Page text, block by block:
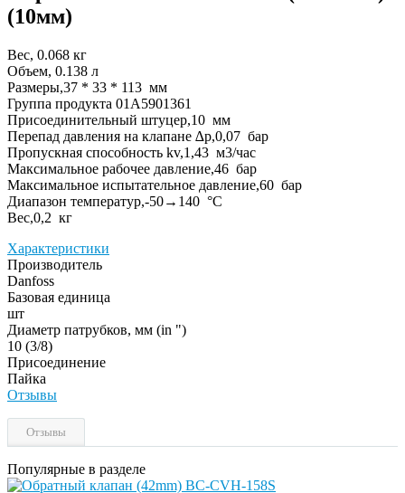
(10мм)
Вес, 0.068 кг
Объем, 0.138 л
Размеры,37 * 33 * 113 мм
Группа продукта 01A5901361
Присоединительный штуцер,10 мм
Перепад давления на клапане ∆p,0,07 бар
Пропускная способность kv,1,43 м3/час
Максимальное рабочее давление,46 бар
Максимальное испытательное давление,60 бар
Диапазон температур,-50→140 °C
Вес,0,2 кг
Характеристики
Производитель
Danfoss
Базовая единица
шт
Диаметр патрубков, мм (in ")
10 (3/8)
Присоединение
Пайка
Отзывы
Отзывы
Популярные в разделе